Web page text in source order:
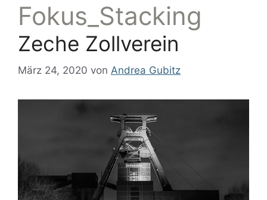
Fokus_Stacking
Zeche Zollverein
März 24, 2020 von Andrea Gubitz